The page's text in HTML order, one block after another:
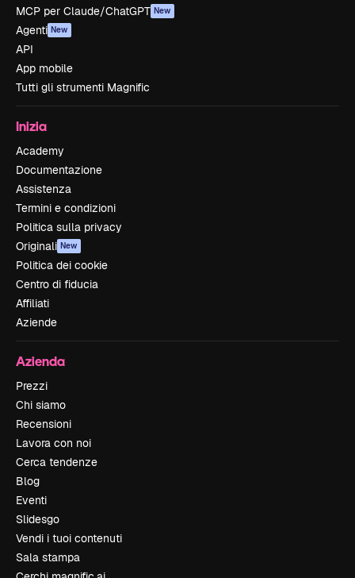
MCP per Claude/ChatGPT New
Agenti New
API
App mobile
Tutti gli strumenti Magnific
Inizia
Academy
Documentazione
Assistenza
Termini e condizioni
Politica sulla privacy
Originali New
Politica dei cookie
Centro di fiducia
Affiliati
Aziende
Azienda
Prezzi
Chi siamo
Recensioni
Lavora con noi
Cerca tendenze
Blog
Eventi
Slidesgo
Vendi i tuoi contenuti
Sala stampa